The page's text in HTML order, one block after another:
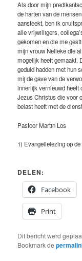
Als door mijn
de harten van de
aansteekt, ben ik
alle vrijwilligers,
gekomen en die me
mijn vrouw Nelleke die
mogelijk heeft gemaakt.
geduld hadden met hun
mij de gave van de
innerlijk vernieuwd heeft
Jezus Christus die voor
belast heeft met de
Pastoor Martin Los
1) Evangelielezing op
DELEN:
Facebook
Print
Dit bericht werd
Bookmark de